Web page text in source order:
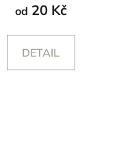
od 20 Kč
DETAIL